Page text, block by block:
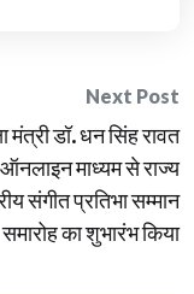
Next Post
मंत्री डॉ. धन सिंह रावत
माध्यम से राज्य
संगीत प्रतिभा सम्मान
समारोह का शुभारंभ किया